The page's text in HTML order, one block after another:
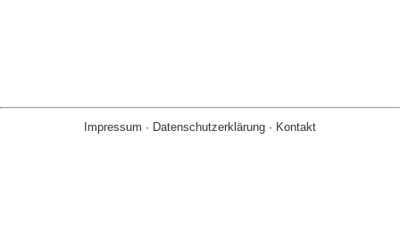
Impressum · Datenschutzerklärung · Kontakt